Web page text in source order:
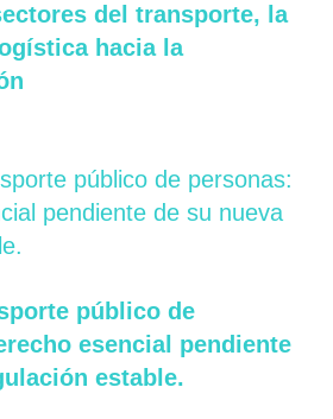
del transporte, la
hacia la
público de
esencial pendiente
estable.